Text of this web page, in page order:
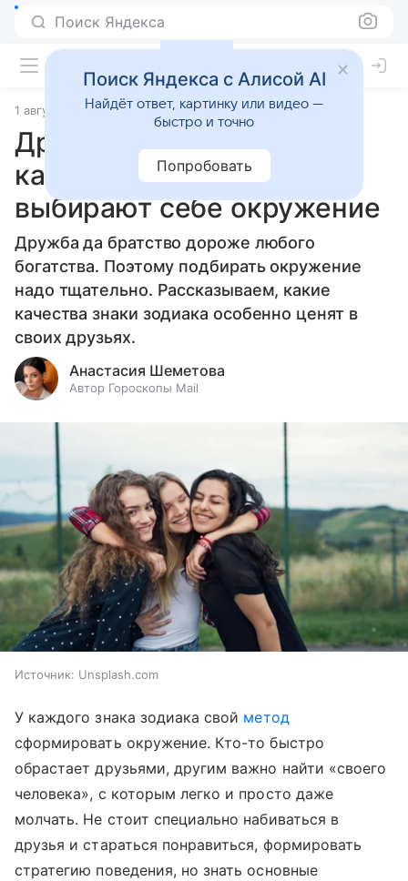
Поиск Яндекса
1 августа 2025 Статьи
Друг ты мне или не друг:
как знаки зодиака
выбирают себе окружение
Дружба да братство дороже любого
богатства. Поэтому подбирать окружение
надо тщательно. Рассказываем, какие
качества знаки зодиака особенно ценят в
своих друзьях.
Анастасия Шеметова
Автор Гороскопы Mail
Источник: Unsplash.com
У каждого знака зодиака свой метод
сформировать окружение. Кто-то быстро
обрастает друзьями, другим важно найти «своего
человека», с которым легко и просто даже
молчать. Не стоит специально набиваться в
друзья и стараться понравиться, формировать
стратегию поведения, но знать основные
Поиск Яндекса с Алисой AI
Найдёт ответ, картинку или видео —
быстро и точно
Попробовать